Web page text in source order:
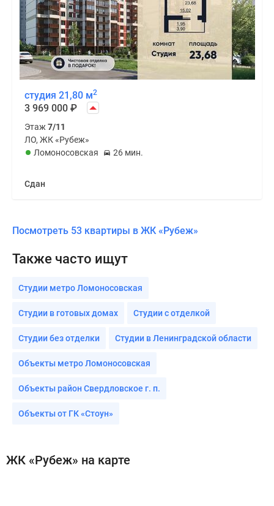
студия 21,80 м2
3 969 000 ₽
Этаж 7/11
ЛО, ЖК «Рубеж»
Ломоносовская
26 мин.
Сдан
Посмотреть 53 квартиры в ЖК «Рубеж»
Также часто ищут
Студии метро Ломоносовская
Студии в готовых домах Студии с отделкой
Студии без отделки Студии в Ленинградской области
Объекты метро Ломоносовская
Объекты район Свердловское г. п.
Объекты от ГК «Стоун»
ЖК «Рубеж» на карте